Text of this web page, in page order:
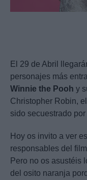
El 29 de Abril
personajes más
Winnie the Pooh y
Christopher Robin,
sido secuestrado
Hoy os invito a ver
responsables del
Pero no os asustéis
del osito naranja